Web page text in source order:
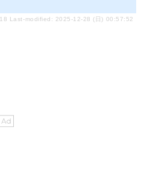
Last-modified: 2025-12-28 (日) 00:57:52